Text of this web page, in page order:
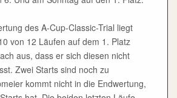
des A-Cup-Classic-Trial liegt
von 12 Läufen auf dem 1. Platz
aus, dass er sich diesen nicht
Zwei Starts sind noch zu
kommt nicht in die Endwertung,